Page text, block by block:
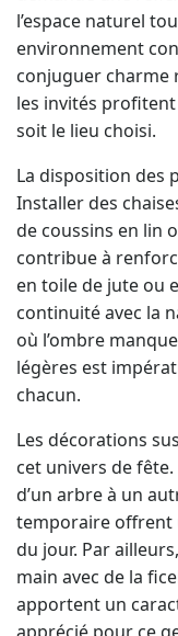
environnement
conjuguer charme
les invités
soit le lieu choisi.
La disposition des
Installer des
de coussins en lin
contribue à
en toile de jute ou
continuité avec la
où l’ombre
légères est
chacun.
Les décorations
cet univers de
d’un arbre à un
temporaire offrent
du jour. Par
main avec de la
apportent un
apprécié pour ce